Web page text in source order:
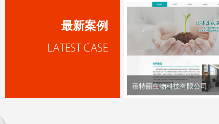
最新案例
蓓特丽生物科技有限公司